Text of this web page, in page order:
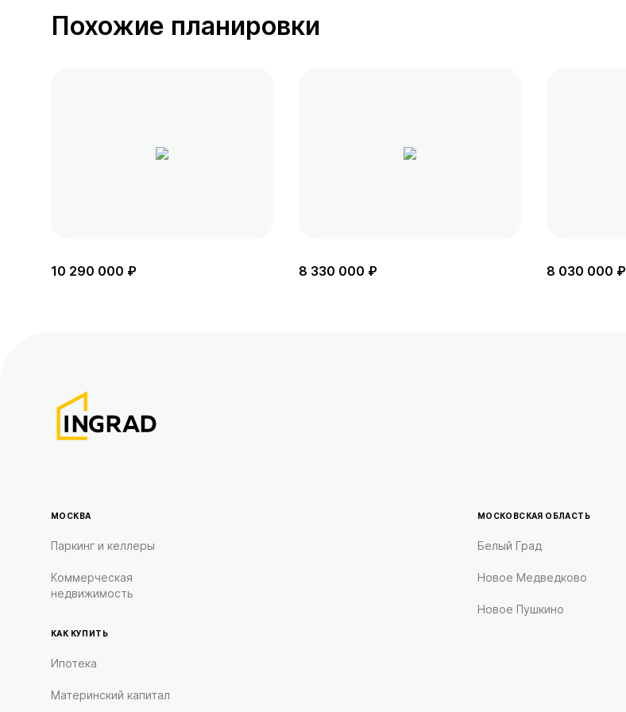
Похожие планировки
10 290 000 ₽ 8 330 000 ₽ 8 030 000 ₽
МОСКВА
Паркинг и келлеры
Коммерческая
недвижимость
КАК КУПИТЬ
Ипотека
Материнский капитал
МОСКОВСКАЯ ОБЛАСТЬ
Белый Град
Новое Медведково
Новое Пушкино